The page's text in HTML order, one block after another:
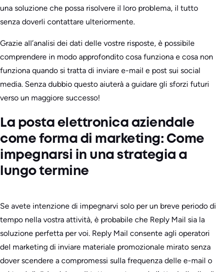
una soluzione che possa risolvere il loro problema, il tutto
senza doverli contattare ulteriormente.
Grazie all’analisi dei dati delle vostre risposte, è possibile
comprendere in modo approfondito cosa funziona e cosa non
funziona quando si tratta di inviare e-mail e post sui social
media. Senza dubbio questo aiuterà a guidare gli sforzi futuri
verso un maggiore successo!
La posta elettronica aziendale
come forma di marketing: Come
impegnarsi in una strategia a
lungo termine
Se avete intenzione di impegnarvi solo per un breve periodo di
tempo nella vostra attività, è probabile che Reply Mail sia la
soluzione perfetta per voi. Reply Mail consente agli operatori
del marketing di inviare materiale promozionale mirato senza
dover scendere a compromessi sulla frequenza delle e-mail o